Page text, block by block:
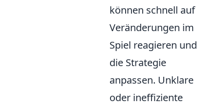
können schnell auf
Veränderungen im
Spiel reagieren und
die Strategie
anpassen. Unklare
oder ineffiziente